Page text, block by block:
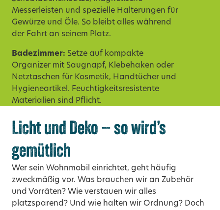
Messerleisten und spezielle Halterungen für
Gewürze und Öle. So bleibt alles während
der Fahrt an seinem Platz.
Badezimmer: Setze auf kompakte
Organizer mit Saugnapf, Klebehaken oder
Netztaschen für Kosmetik, Handtücher und
Hygieneartikel. Feuchtigkeitsresistente
Materialien sind Pflicht.
Licht und Deko – so wird’s
gemütlich
Wer sein Wohnmobil einrichtet, geht häufig
zweckmäßig vor. Was brauchen wir an Zubehör
und Vorräten? Wie verstauen wir alles
platzsparend? Und wie halten wir Ordnung? Doch